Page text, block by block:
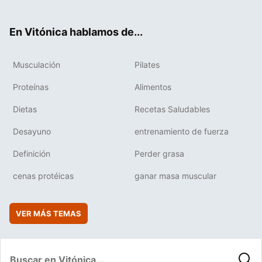
En Vitónica hablamos de...
Musculación Pilates
Proteínas Alimentos
Dietas Recetas Saludables
Desayuno entrenamiento de fuerza
Definición Perder grasa
cenas protéicas ganar masa muscular
VER MÁS TEMAS